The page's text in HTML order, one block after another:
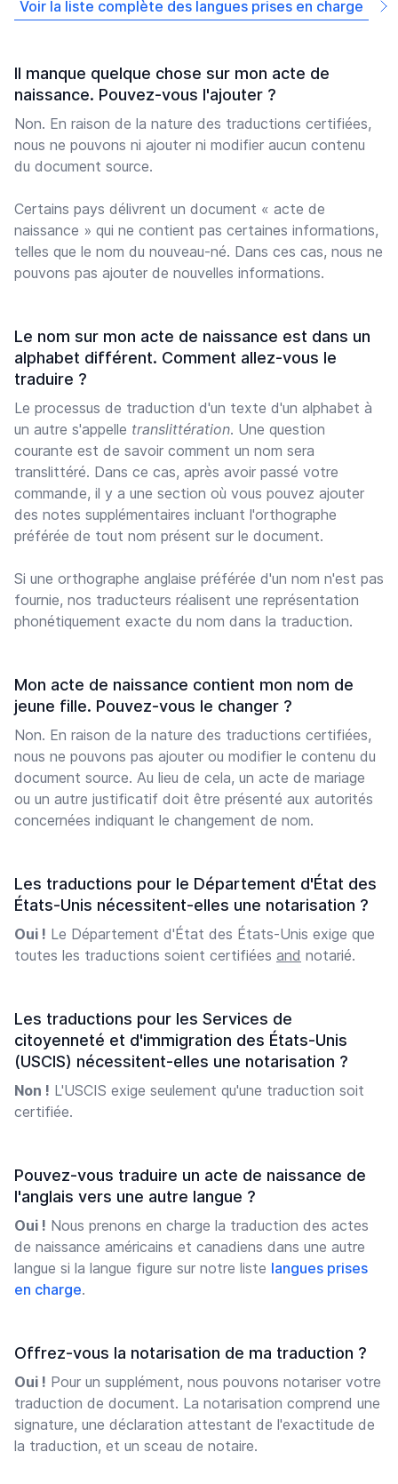
Voir la liste complète des langues prises en charge
Il manque quelque chose sur mon acte de
naissance. Pouvez-vous l'ajouter ?
Non. En raison de la nature des traductions certifiées,
nous ne pouvons ni ajouter ni modifier aucun contenu
du document source.
Certains pays délivrent un document « acte de
naissance » qui ne contient pas certaines informations,
telles que le nom du nouveau-né. Dans ces cas, nous ne
pouvons pas ajouter de nouvelles informations.
Le nom sur mon acte de naissance est dans un
alphabet différent. Comment allez-vous le
traduire ?
Le processus de traduction d'un texte d'un alphabet à
un autre s'appelle translittération. Une question
courante est de savoir comment un nom sera
translittéré. Dans ce cas, après avoir passé votre
commande, il y a une section où vous pouvez ajouter
des notes supplémentaires incluant l'orthographe
préférée de tout nom présent sur le document.
Si une orthographe anglaise préférée d'un nom n'est pas
fournie, nos traducteurs réalisent une représentation
phonétiquement exacte du nom dans la traduction.
Mon acte de naissance contient mon nom de
jeune fille. Pouvez-vous le changer ?
Non. En raison de la nature des traductions certifiées,
nous ne pouvons pas ajouter ou modifier le contenu du
document source. Au lieu de cela, un acte de mariage
ou un autre justificatif doit être présenté aux autorités
concernées indiquant le changement de nom.
Les traductions pour le Département d'État des
États-Unis nécessitent-elles une notarisation ?
Oui ! Le Département d'État des États-Unis exige que
toutes les traductions soient certifiées and notarié.
Les traductions pour les Services de
citoyenneté et d'immigration des États-Unis
(USCIS) nécessitent-elles une notarisation ?
Non ! L'USCIS exige seulement qu'une traduction soit
certifiée.
Pouvez-vous traduire un acte de naissance de
l'anglais vers une autre langue ?
Oui ! Nous prenons en charge la traduction des actes
de naissance américains et canadiens dans une autre
langue si la langue figure sur notre liste langues prises
en charge.
Offrez-vous la notarisation de ma traduction ?
Oui ! Pour un supplément, nous pouvons notariser votre
traduction de document. La notarisation comprend une
signature, une déclaration attestant de l'exactitude de
la traduction, et un sceau de notaire.